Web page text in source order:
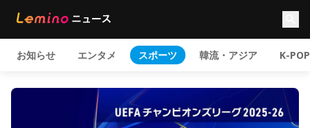
お知らせ エンタメ スポーツ 韓流・アジア K-POP